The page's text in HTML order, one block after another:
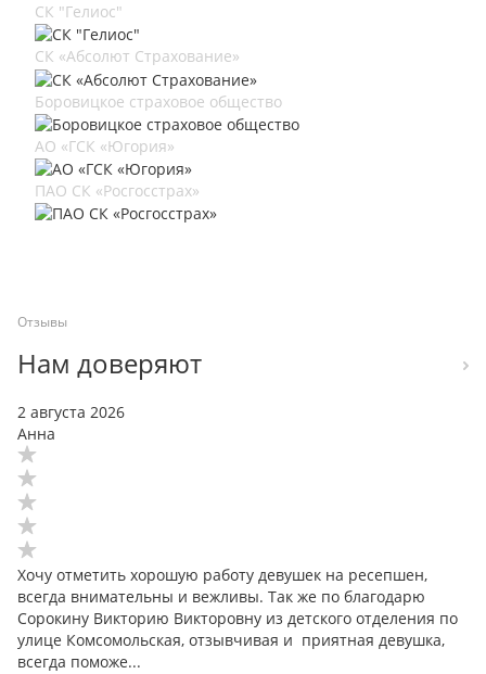
СК "Гелиос"
СК «Абсолют Страхование»
Боровицкое страховое общество
АО «ГСК «Югория»
ПАО СК «Росгосстрах»
Отзывы
Нам доверяют
2 августа 2026
Анна
Хочу отметить хорошую работу девушек на ресепшен,
всегда внимательны и вежливы. Так же по благодарю
Сорокину Викторию Викторовну из детского отделения по
улице Комсомольская, отзывчивая и приятная девушка,
всегда поможе...